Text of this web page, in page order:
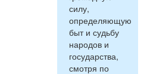
силу,
определяющую
быт и судьбу
народов и
государства,
смотря по